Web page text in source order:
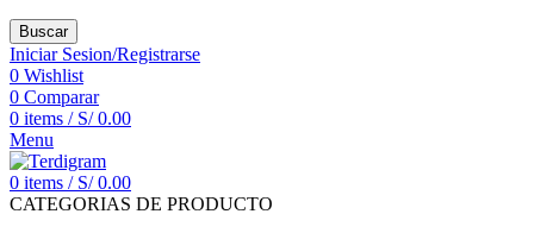
Buscar
Iniciar Sesion/Registrarse
0 Wishlist
0 Comparar
0 items / S/0.00
Menu
0 items / S/0.00
CATEGORIAS DE PRODUCTO